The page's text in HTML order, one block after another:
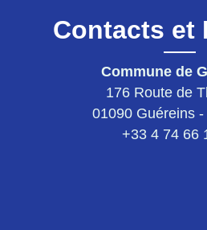
Contacts et
Commune de
176 Route de
01090 Guéreins
+33 4 74 66